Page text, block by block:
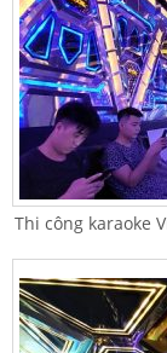
Thi công karaoke